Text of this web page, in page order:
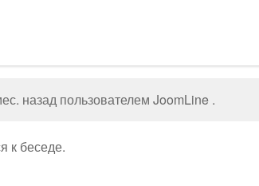
назад пользователемJoomLine .
к беседе.